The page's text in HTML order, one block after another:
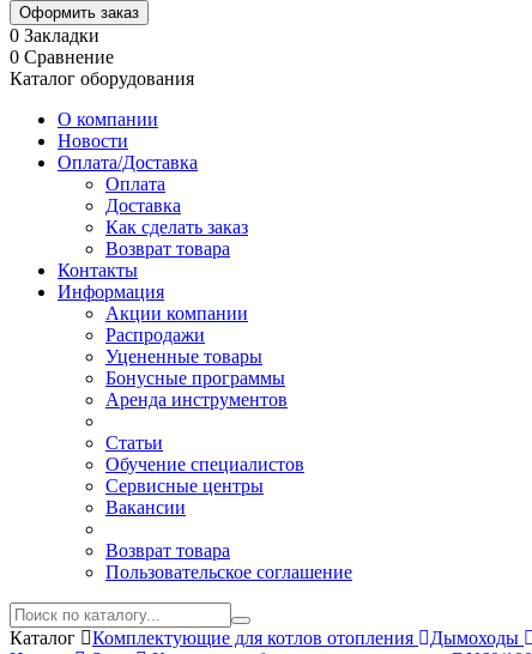
Оформить заказ
0 Закладки
0 Сравнение
Каталог оборудования
О компании
Новости
Оплата/Доставка
Оплата
Доставка
Как сделать заказ
Возврат товара
Контакты
Информация
Акции компании
Распродажи
Уцененные товары
Бонусные программы
Аренда инструментов
Статьи
Обучение специалистов
Сервисные центры
Вакансии
Возврат товара
Пользовательское соглашение
Каталог Комплектующие для котлов отопления Дымоходы